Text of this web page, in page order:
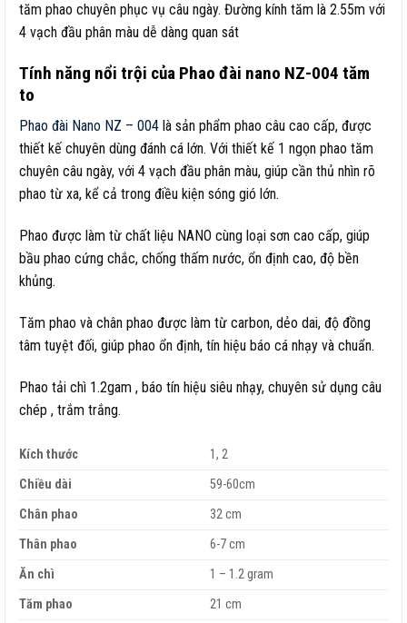
tăm phao chuyên phục vụ câu ngày. Đường kính tăm là 2.55m với
4 vạch đầu phân màu dễ dàng quan sát
Tính năng nổi trội của Phao đài nano NZ-004 tăm
to
Phao đài Nano NZ – 004 là sản phẩm phao câu cao cấp, được
thiết kế chuyên dùng đánh cá lớn. Với thiết kế 1 ngọn phao tăm
chuyên câu ngày, với 4 vạch đầu phân màu, giúp cần thủ nhìn rõ
phao từ xa, kể cả trong điều kiện sóng gió lớn.
Phao được làm từ chất liệu NANO cùng loại sơn cao cấp, giúp
bầu phao cứng chắc, chống thấm nước, ổn định cao, độ bền
khủng.
Tăm phao và chân phao được làm từ carbon, dẻo dai, độ đồng
tâm tuyệt đối, giúp phao ổn định, tín hiệu báo cá nhạy và chuẩn.
Phao tải chì 1.2gam , báo tín hiệu siêu nhạy, chuyên sử dụng câu
chép , trắm trắng.
Kích thước
1, 2
Chiều dài
59-60cm
Chân phao
32 cm
Thân phao
6-7 cm
Ăn chì
1 – 1.2 gram
Tăm phao
21 cm